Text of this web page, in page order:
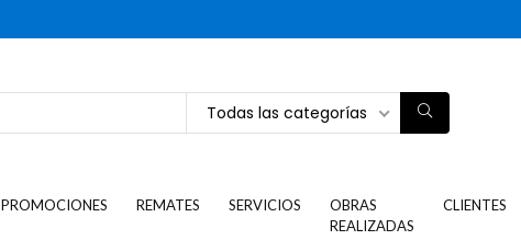
Todas las categorías
PROMOCIONES REMATES SERVICIOS
OBRAS
REALIZADAS
CLIENTES